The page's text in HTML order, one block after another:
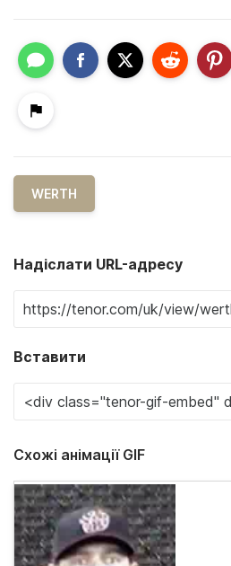
WERTH
Надіслати URL-адресу
Вставити
Схожі анімації GIF